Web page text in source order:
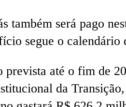
também será pago
segue o calendário
prevista até o fim de
da